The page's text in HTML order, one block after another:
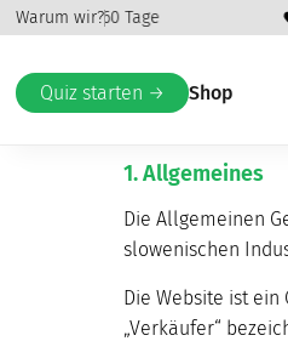
Warum wir?
für 60 Tage
Quiz starten → Shop
ALLGEMEINE
1. Allgemeines
Die Allgemeinen
slowenischen
Die Website ist ein
„Verkäufer“